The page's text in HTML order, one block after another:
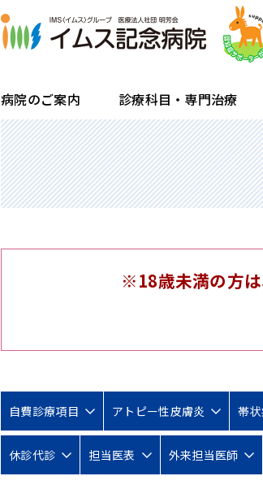
病院のご案内
院長ごあいさつ・理念
病院概要・沿革
令和6年度 病院指標
診療科目・専門治療
糖尿病センター・内分泌代謝科
腎不全・透析センター
睡眠呼吸障害治療（睡眠時無呼吸症候群）
在宅訪問栄養食事指導
受付・診療時間
診療科のご案内
はじめて受診する方
労災・交通事故で受診される方
入院・退院のお手続きと流れ
一般健康診断
企業健診
骨ドック
患者様のご紹介方法
検査目的のご紹介方法
※18歳未満の方は
自費診療項目 アトピー性皮膚炎 帯
休診代診 担当医表 外来担当医師